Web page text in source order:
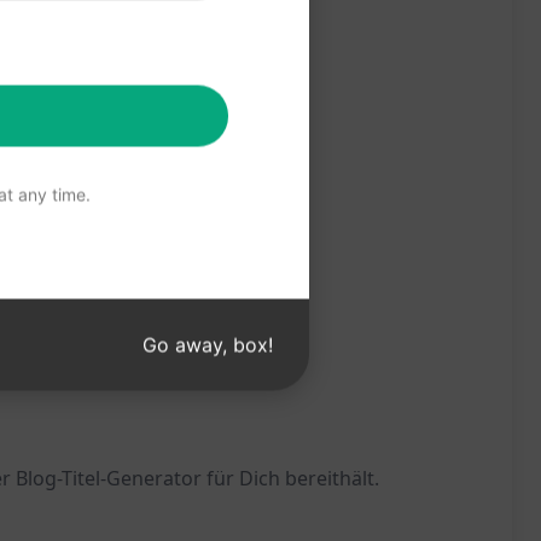
Blog-Titel-Generator für Dich bereithält.
any time.
Go away, box!